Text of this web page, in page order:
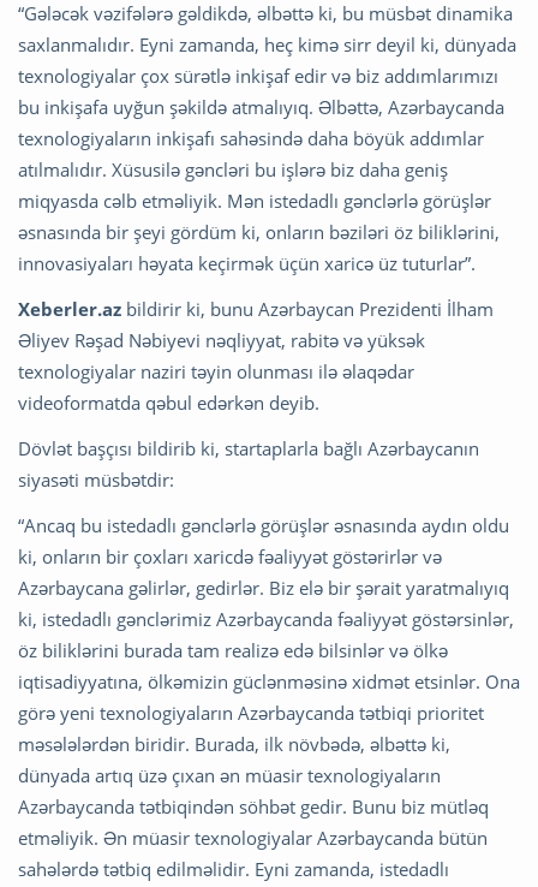
“Gələcək vəzifələrə gəldikdə, əlbəttə ki, bu müsbət dinamika
saxlanmalıdır. Eyni zamanda, heç kimə sirr deyil ki, dünyada
texnologiyalar çox sürətlə inkişaf edir və biz addımlarımızı
bu inkişafa uyğun şəkildə atmalıyıq. Əlbəttə, Azərbaycanda
texnologiyaların inkişafı sahəsində daha böyük addımlar
atılmalıdır. Xüsusilə gəncləri bu işlərə biz daha geniş
miqyasda cəlb etməliyik. Mən istedadlı gənclərlə görüşlər
əsnasında bir şeyi gördüm ki, onların bəziləri öz biliklərini,
innovasiyaları həyata keçirmək üçün xaricə üz tuturlar”.
Xeberler.az bildirir ki, bunu Azərbaycan Prezidenti İlham
Əliyev Rəşad Nəbiyevi nəqliyyat, rabitə və yüksək
texnologiyalar naziri təyin olunması ilə əlaqədar
videoformatda qəbul edərkən deyib.
Dövlət başçısı bildirib ki, startaplarla bağlı Azərbaycanın
siyasəti müsbətdir:
“Ancaq bu istedadlı gənclərlə görüşlər əsnasında aydın oldu
ki, onların bir çoxları xaricdə fəaliyyət göstərirlər və
Azərbaycana gəlirlər, gedirlər. Biz elə bir şərait yaratmalıyıq
ki, istedadlı gənclərimiz Azərbaycanda fəaliyyət göstərsinlər,
öz biliklərini burada tam realizə edə bilsinlər və ölkə
iqtisadiyyatına, ölkəmizin güclənməsinə xidmət etsinlər. Ona
görə yeni texnologiyaların Azərbaycanda tətbiqi prioritet
məsələlərdən biridir. Burada, ilk növbədə, əlbəttə ki,
dünyada artıq üzə çıxan ən müasir texnologiyaların
Azərbaycanda tətbiqindən söhbət gedir. Bunu biz mütləq
etməliyik. Ən müasir texnologiyalar Azərbaycanda bütün
sahələrdə tətbiq edilməlidir. Eyni zamanda, istedadlı